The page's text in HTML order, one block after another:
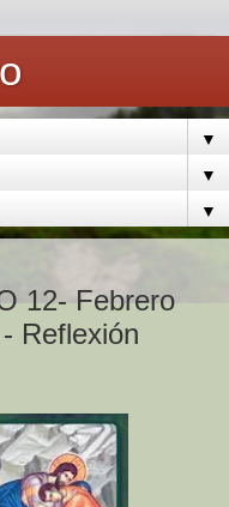
▼
▼
▼
12- Febrero
Reflexión